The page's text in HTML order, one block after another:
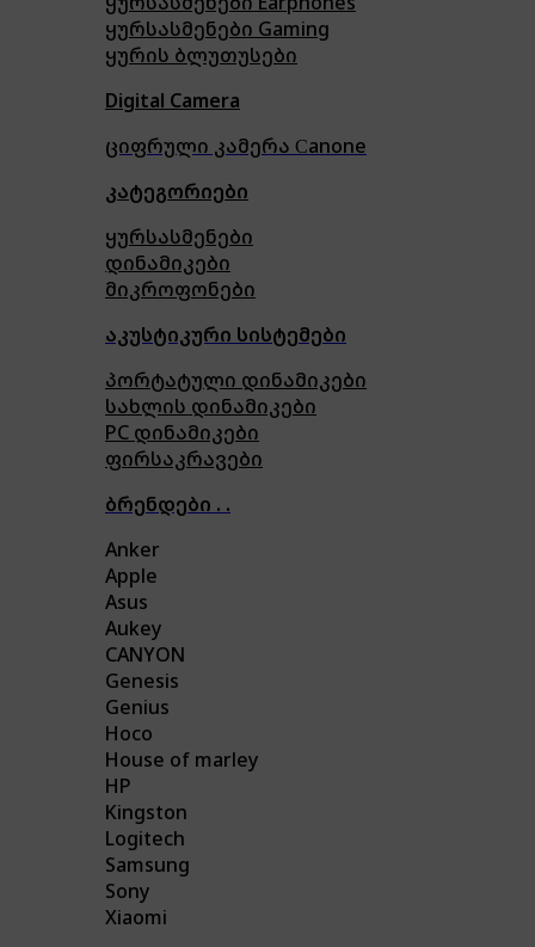
ყურსასმენები Gaming
ყურის ბლუთუსები
Digital Camera
ციფრული კამერა Сanone
კატეგორიები
ყურსასმენები
დინამიკები
მიკროფონები
აკუსტიკური სისტემები
პორტატული დინამიკები
სახლის დინამიკები
PC დინამიკები
ფირსაკრავები
ბრენდები . .
Anker
Apple
Asus
Aukey
CANYON
Genesis
Genius
Hoco
House of marley
HP
Kingston
Logitech
Samsung
Sony
Xiaomi